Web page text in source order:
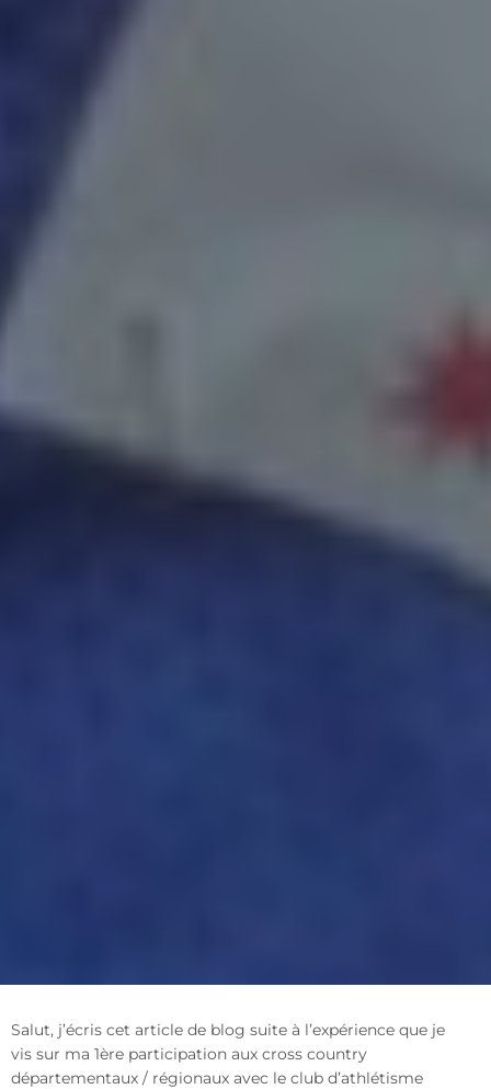
Salut, j’écris cet article de blog suite à l’expérience que je
vis sur ma 1ère participation aux cross country
départementaux / régionaux avec le club d’athlétisme